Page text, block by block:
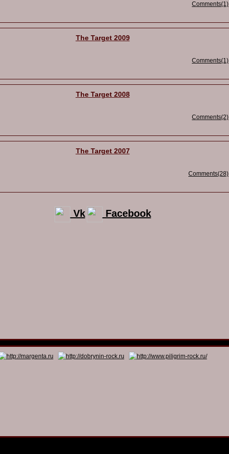
Comments(1)
The Target 2009
Comments(1)
The Target 2008
Comments(2)
The Target 2007
Comments(28)
Vk Facebook